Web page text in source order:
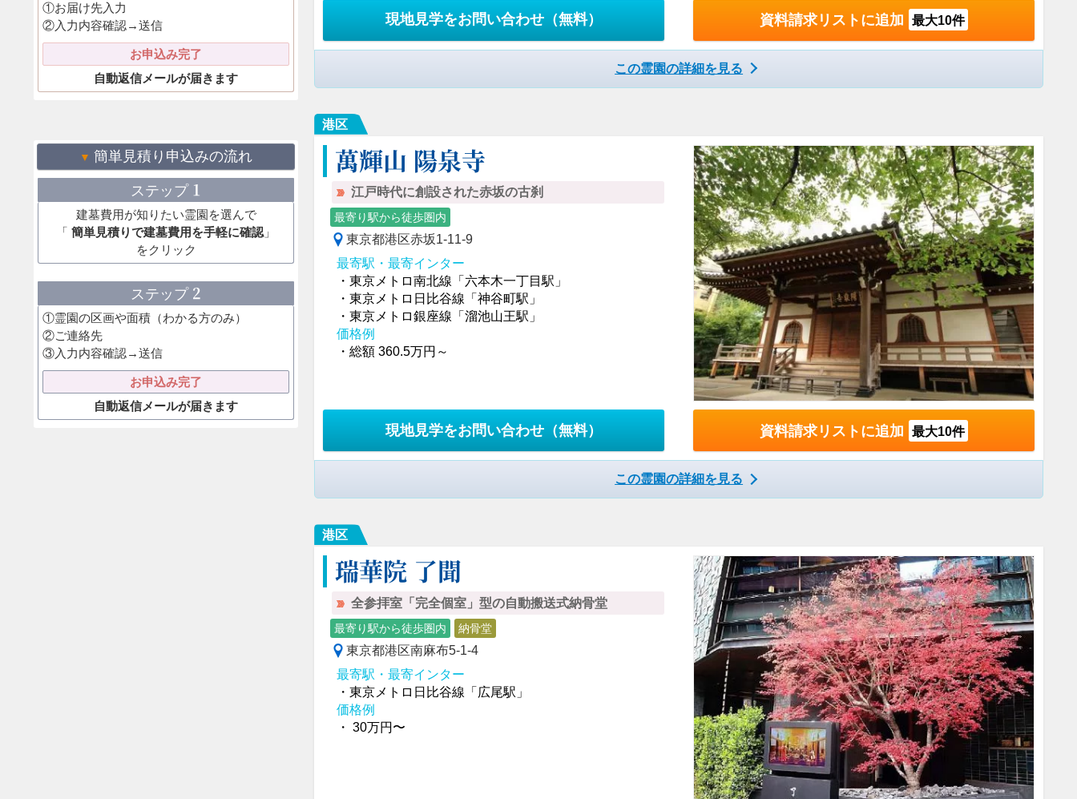
①お届け先入力
②入力内容確認→送信
お申込み完了
自動返信メールが届きます
簡単見積り申込みの流れ
ステップ 1
建墓費用が知りたい霊園を選んで
「簡単見積りで建墓費用を手軽に確認 」
をクリック
ステップ 2
①霊園の区画や面積（わかる方のみ）
②ご連絡先
③入力内容確認→送信
お申込み完了
自動返信メールが届きます
現地見学をお問い合わせ （無料） 資料請求リストに追加 最大10件
この霊園の詳細を見る
港区
萬輝山 陽泉寺
江戸時代に創設された赤坂の古刹
最寄り駅から徒歩圏内
東京都港区赤坂1-11-9
最寄駅・最寄インター
・東京メトロ南北線「六本木一丁目駅」
・東京メトロ日比谷線「神谷町駅」
・東京メトロ銀座線「溜池山王駅」
価格例
・総額 360.5万円～
現地見学をお問い合わせ （無料） 資料請求リストに追加 最大10件
この霊園の詳細を見る
港区
瑞華院 了聞
全参拝室「完全個室」型の自動搬送式納骨堂
最寄り駅から徒歩圏内 納骨堂
東京都港区南麻布5-1-4
最寄駅・最寄インター
・東京メトロ日比谷線「広尾駅」
価格例
・ 30万円〜